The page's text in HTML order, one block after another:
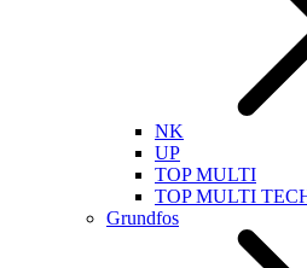
NK
UP
TOP MULTI
TOP MULTI
Grundfos